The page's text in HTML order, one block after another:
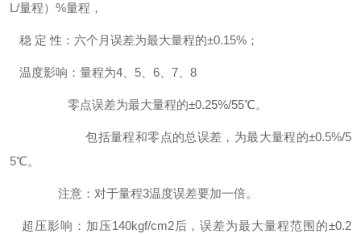
L/量程）%量程，
稳 定 性：六个月误差为最大量程的±0.15%；
温度影响：量程为4、5、6、7、8
零点误差为最大量程的±0.25%/55℃。
包括量程和零点的总误差，为最大量程的±0.5%/5
5℃。
注意：对于量程3温度误差要加一倍。
超压影响：加压140kgf/cm2后，误差为最大量程范围的±0.2